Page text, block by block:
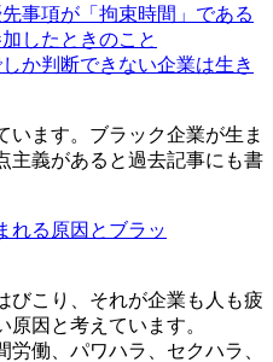
事項が「拘束時間」である
したときのこと
か判断できない企業は生き
います。ブラック企業が生ま
主義があると過去記事にも書
れる原因とブラッ
びこり、それが企業も人も疲
因と考えています。
働、パワハラ、セクハラ、